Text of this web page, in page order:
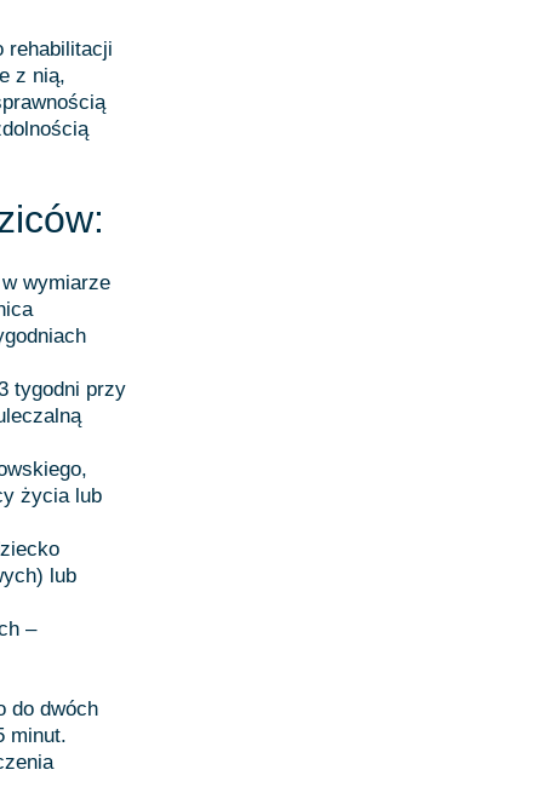
rehabilitacji
z nią,
wymiarze
tygodni przy
życia lub
lub
–
do dwóch
minut.